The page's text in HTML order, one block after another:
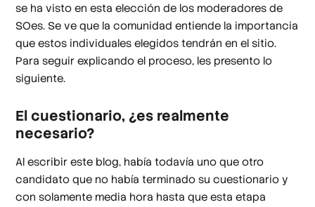
se ha visto en esta elección de los moderadores de
SOes. Se ve que la comunidad entiende la importancia
que estos individuales elegidos tendrán en el sitio.
Para seguir explicando el proceso, les presento lo
siguiente.
El cuestionario, ¿es realmente
necesario?
Al escribir este blog, había todavía uno que otro
candidato que no había terminado su cuestionario y
con solamente media hora hasta que esta etapa